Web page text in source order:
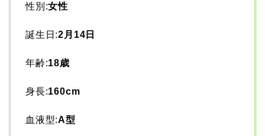
性別:女性
誕生日:2月14日
年齢:18歳
身長:160cm
血液型:A型